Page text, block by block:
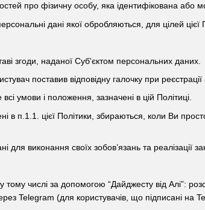
про фізичну особу, яка ідентифікована або
дані якої обробляються, для цілей
згоди, наданої Суб'єктом персональних даних.
поставив відповідну галочку при
умови і положення, зазначені в цій Політиці.
в п.1.1. цієї Політики, збираються, коли Ви
виконання своїх зобов’язань та реалізації
числі за допомогою “Дайджесту від Алі”:
Telegram (для користувачів, що підписані на